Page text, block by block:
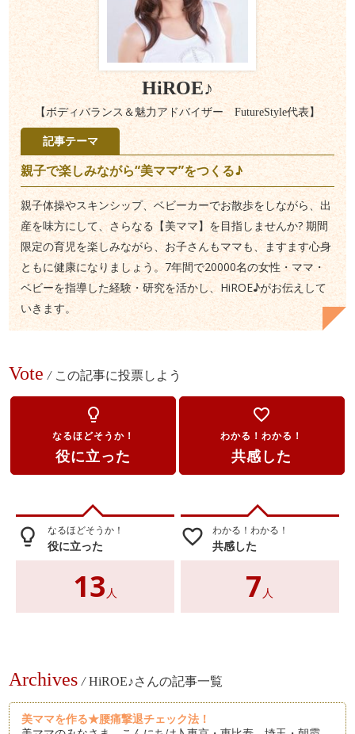
HiROE♪
【ボディバランス＆魅力アドバイザー FutureStyle代表】
記事テーマ
親子で楽しみながら“美ママ”をつくる♪
親子体操やスキンシップ、ベビーカーでお散歩をしながら、出
産を味方にして、さらなる【美ママ】を目指しませんか? 期間
限定の育児を楽しみながら、お子さんもママも、ますます心身
ともに健康になりましょう。7年間で20000名の女性・ママ・
ベビーを指導した経験・研究を活かし、HiROE♪がお伝えして
いきます。
Vote / この記事に投票しよう
lightbulb_outline
なるほどそうか！
役に立った
favorite_border
わかる！わかる！
共感した
lightbulb_outline なるほどそうか！
役に立った
13 人
favorite_border わかる！わかる！
共感した
7 人
Archives / HiROE♪さんの記事一覧
美ママを作る★腰痛撃退チェック法！